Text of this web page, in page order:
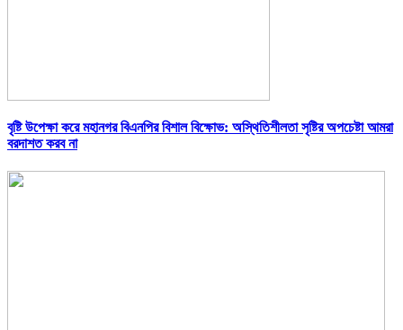
বৃষ্টি উপেক্ষা করে মহানগর বিএনপির বিশাল বিক্ষোভ: অস্থিতিশীলতা সৃষ্টির অপচেষ্টা আমরা
বরদাশত করব না